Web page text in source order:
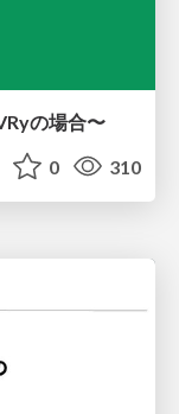
の場合〜
0 310